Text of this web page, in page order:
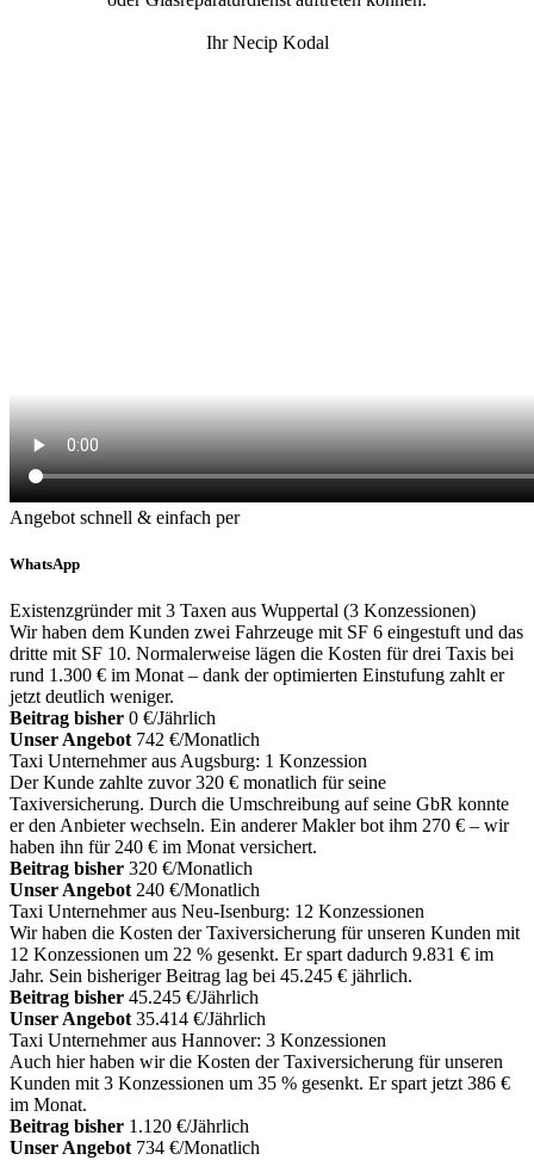
Ihr Necip Kodal
Angebot schnell & einfach per
WhatsApp
Existenzgründer mit 3 Taxen aus Wuppertal (3 Konzessionen)
Wir haben dem Kunden zwei Fahrzeuge mit SF 6 eingestuft und das
dritte mit SF 10. Normalerweise lägen die Kosten für drei Taxis bei
rund 1.300 € im Monat – dank der optimierten Einstufung zahlt er
jetzt deutlich weniger.
Beitrag bisher 0 €/Jährlich
Unser Angebot 742 €/Monatlich
Taxi Unternehmer aus Augsburg: 1 Konzession
Der Kunde zahlte zuvor 320 € monatlich für seine
Taxiversicherung. Durch die Umschreibung auf seine GbR konnte
er den Anbieter wechseln. Ein anderer Makler bot ihm 270 € – wir
haben ihn für 240 € im Monat versichert.
Beitrag bisher 320 €/Monatlich
Unser Angebot 240 €/Monatlich
Taxi Unternehmer aus Neu-Isenburg: 12 Konzessionen
Wir haben die Kosten der Taxiversicherung für unseren Kunden mit
12 Konzessionen um 22 % gesenkt. Er spart dadurch 9.831 € im
Jahr. Sein bisheriger Beitrag lag bei 45.245 € jährlich.
Beitrag bisher 45.245 €/Jährlich
Unser Angebot 35.414 €/Jährlich
Taxi Unternehmer aus Hannover: 3 Konzessionen
Auch hier haben wir die Kosten der Taxiversicherung für unseren
Kunden mit 3 Konzessionen um 35 % gesenkt. Er spart jetzt 386 €
im Monat.
Beitrag bisher 1.120 €/Jährlich
Unser Angebot 734 €/Monatlich